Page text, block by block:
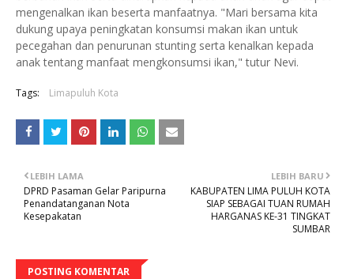
mengenalkan ikan beserta manfaatnya. "Mari bersama kita
dukung upaya peningkatan konsumsi makan ikan untuk
pecegahan dan penurunan stunting serta kenalkan kepada
anak tentang manfaat mengkonsumsi ikan," tutur Nevi.
Tags: Limapuluh Kota
LEBIH BARU
KABUPATEN LIMA PULUH KOTA
SIAP SEBAGAI TUAN RUMAH
HARGANAS KE-31 TINGKAT
SUMBAR
LEBIH LAMA
DPRD Pasaman Gelar Paripurna
Penandatanganan Nota
Kesepakatan
POSTING KOMENTAR